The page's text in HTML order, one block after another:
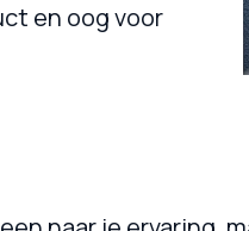
en oog voor